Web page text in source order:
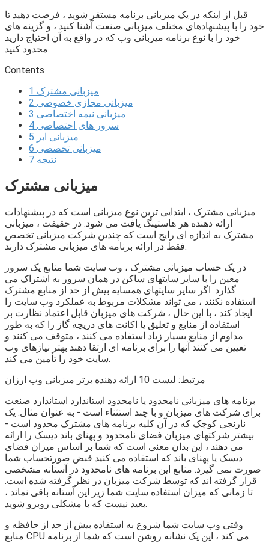
قبل از اینکه در یک میزبانی برنامه مستقر شوید ، فرصت دهید تا
خود را با پیشنهادهای مختلف میزبانی صنعت آشنا کنید ، و گزینه های
خود را با نوع برنامه میزبانی وب که در واقع به آن احتیاج دارید
محدود کنید.
Contents
1 میزبانی مشترک
2 میزبانی مجازی خصوصی
3 میزبانی نیمه اختصاصی
4 سرور های اختصاصی
5 میزبانی ابر
6 میزبانی تخصصی
7 نتیجه
میزبانی مشترک
میزبانی مشترک ، ابتدایی ترین نوع میزبانی است که در پیشنهادات
ارائه دهنده هر هاستینگ یافت می شود. در حقیقت ، میزبانی
مشترک به اندازه ای رایج است که چندین شرکت میزبانی تخصص
فقط در ارائه برنامه های میزبانی مشترک دارند.
در یک حساب میزبانی مشترک ، وب سایت شما منابع یک سرور
معین را با سایر سایتهای ساکن در همان سرور به اشتراک می
گذارد. اگر سایر سایتهای همسایه بیش از حد از منابع مشترک
استفاده نکنند ، می تواند مشکلات مربوط به عملکرد وب سایت را
ایجاد کند ، با این حال ، شرکت های میزبان قابل اعتماد نظارت بر
استفاده از منابع و تعلیق یا اکانت های دریچه گاز را که به طور
مداوم از منابع بسیار زیاد استفاده می کنند ، متوقف می کنند و
تعیین می کنند آنها را برای برنامه ای ارتقا دهند بهتر نیازهای وب
سایت خود را تأمین می کند.
مرتبط: لیست 10 ارائه دهنده برتر میزبانی وب ارزان
برنامه های میزبانی نامحدود یا نامحدود استاندارد استاندارد صنعت
برای شرکت های میزبان و با چند استثناء است - به عنوان مثال. یک
نارنجی کوچک که در آن کلیه برنامه های مشترک محدود است -
بیشتر شرکتهای میزبان فضای نامحدود و پهنای باند دیسک را ارائه
می دهند ، این بدان معنی است که شما بر اساس میزان فضای
دیسک یا پهنای باند که استفاده می کنید قبض صورتحساب شما
صورت نمی گیرد. منابع این برنامه های نامحدود در آستانه مشخصی
قرار گرفته اند که توسط شرکت میزبان در نظر گرفته شده است.
تا زمانی که میزان استفاده سایت شما زیر این آستانه باقی نماند ،
بعید نیست که با مشکلی روبرو شوید.
وقتی وب سایت شما شروع به استفاده بیش از حد از حافظه و
منابع CPU می کند ، این یک نشانه روشن است که شما از برنامه